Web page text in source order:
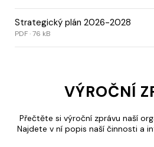
Strategický plán 2026-2028
PDF · 76 kB
VÝROČNÍ
Přečtěte si výroční zprávu naší
Najdete v ní popis naší činnosti a